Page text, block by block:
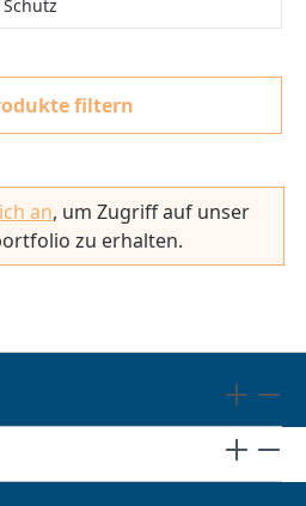
filtern
an, um Zugriff auf unser
zu erhalten.